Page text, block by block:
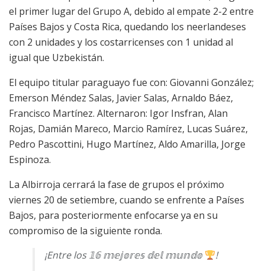
el primer lugar del Grupo A, debido al empate 2-2 entre
Países Bajos y Costa Rica, quedando los neerlandeses
con 2 unidades y los costarricenses con 1 unidad al
igual que Uzbekistán.
El equipo titular paraguayo fue con: Giovanni González;
Emerson Méndez Salas, Javier Salas, Arnaldo Báez,
Francisco Martínez. Alternaron: Igor Insfran, Alan
Rojas, Damián Mareco, Marcio Ramírez, Lucas Suárez,
Pedro Pascottini, Hugo Martínez, Aldo Amarilla, Jorge
Espinoza.
La Albirroja cerrará la fase de grupos el próximo
viernes 20 de setiembre, cuando se enfrente a Países
Bajos, para posteriormente enfocarse ya en su
compromiso de la siguiente ronda.
¡Entre los 𝟙𝟞 𝕞𝕖𝕛𝕠𝕣𝕖𝕤 𝕕𝕖𝕝 𝕞𝕦𝕟𝕕𝕠
!